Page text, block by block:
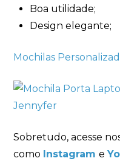
Boa utilidade;
Design elegante;
Mochilas
Sobretudo, acesse
como Instagram e